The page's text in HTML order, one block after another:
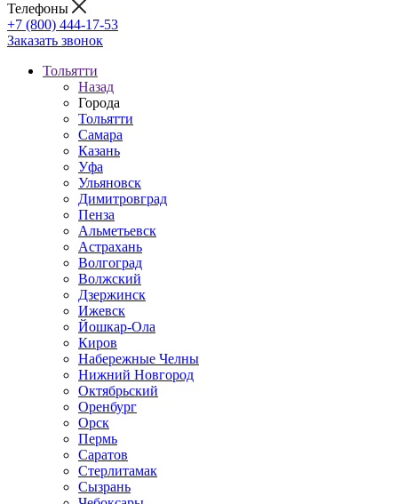
Телефоны
+7 (800) 444-17-53
Заказать звонок
Тольятти
Назад
Города
Тольятти
Самара
Казань
Уфа
Ульяновск
Димитровград
Пенза
Альметьевск
Астрахань
Волгоград
Волжский
Дзержинск
Ижевск
Йошкар-Ола
Киров
Набережные Челны
Нижний Новгород
Октябрьский
Оренбург
Орск
Пермь
Саратов
Стерлитамак
Сызрань